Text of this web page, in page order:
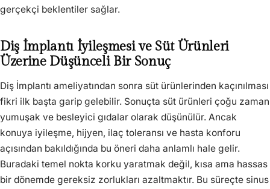
gerçekçi beklentiler sağlar.
Diş İmplantı İyileşmesi ve Süt Ürünleri
Üzerine Düşünceli Bir Sonuç
Diş İmplantı ameliyatından sonra süt ürünlerinden kaçınılması
fikri ilk başta garip gelebilir. Sonuçta süt ürünleri çoğu zaman
yumuşak ve besleyici gıdalar olarak düşünülür. Ancak
konuya iyileşme, hijyen, ilaç toleransı ve hasta konforu
açısından bakıldığında bu öneri daha anlamlı hale gelir.
Buradaki temel nokta korku yaratmak değil, kısa ama hassas
bir dönemde gereksiz zorlukları azaltmaktır. Bu süreçte sinus